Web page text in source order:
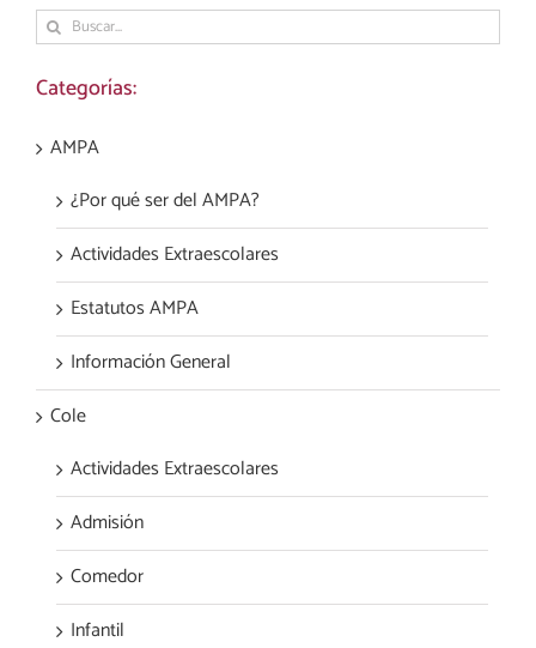
Buscar:
Categorías:
AMPA
¿Por qué ser del AMPA?
Actividades Extraescolares
Estatutos AMPA
Información General
Cole
Actividades Extraescolares
Admisión
Comedor
Infantil